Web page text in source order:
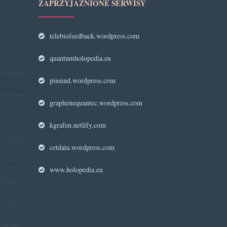
ZAPRZYJAŹNIONE SERWISY
telebiofeedback.wordpress.com
quantumholopedia.eu
pinsind.wordpress.com
graphenequantec.wordpress.com
kgrafen.netlify.com
cetdata.wordpress.com
www.holopedia.eu